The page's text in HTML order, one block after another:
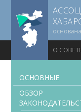
О
ОСНОВНЫЕ
ОБЗОР